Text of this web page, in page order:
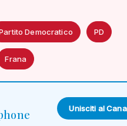
Democratico PD
Frana
Unisciti al